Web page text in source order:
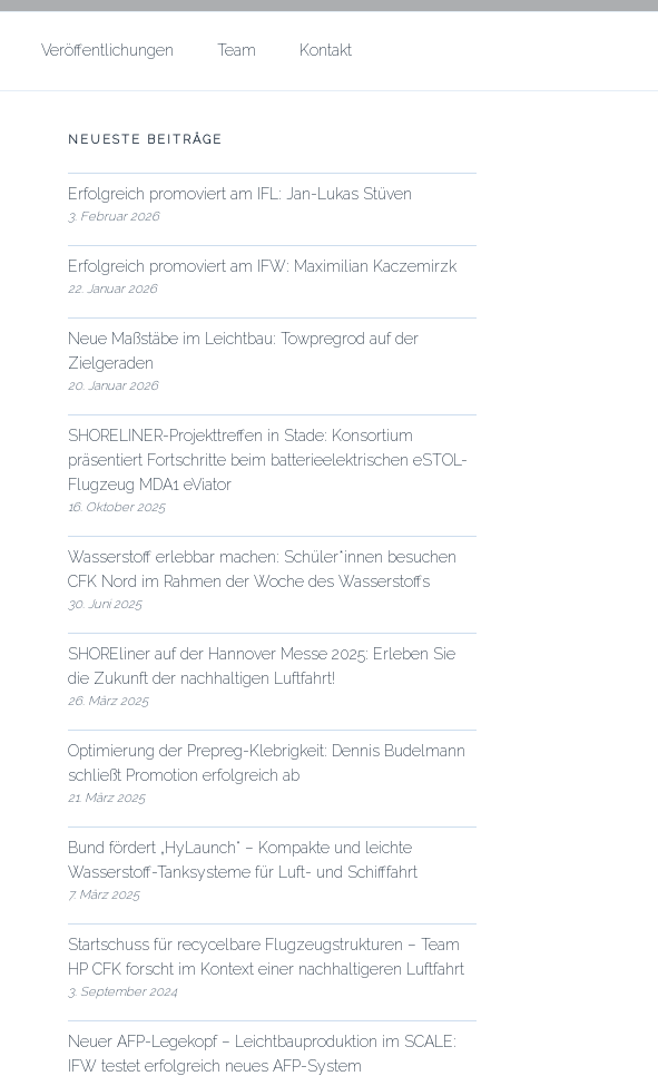
Veröffentlichungen Team Kontakt
NEUESTE BEITRÄGE
Erfolgreich promoviert am IFL: Jan-Lukas Stüven
3. Februar 2026
Erfolgreich promoviert am IFW: Maximilian Kaczemirzk
22. Januar 2026
Neue Maßstäbe im Leichtbau: Towpregrod auf der
Zielgeraden
20. Januar 2026
SHORELINER-Projekttreffen in Stade: Konsortium
präsentiert Fortschritte beim batterieelektrischen eSTOL-
Flugzeug MDA1 eViator
16. Oktober 2025
Wasserstoff erlebbar machen: Schüler*innen besuchen
CFK Nord im Rahmen der Woche des Wasserstoffs
30. Juni 2025
SHOREliner auf der Hannover Messe 2025: Erleben Sie
die Zukunft der nachhaltigen Luftfahrt!
26. März 2025
Optimierung der Prepreg-Klebrigkeit: Dennis Budelmann
schließt Promotion erfolgreich ab
21. März 2025
Bund fördert „HyLaunch“ – Kompakte und leichte
Wasserstoff-Tanksysteme für Luft- und Schifffahrt
7. März 2025
Startschuss für recycelbare Flugzeugstrukturen – Team
HP CFK forscht im Kontext einer nachhaltigeren Luftfahrt
3. September 2024
Neuer AFP-Legekopf – Leichtbauproduktion im SCALE:
IFW testet erfolgreich neues AFP-System